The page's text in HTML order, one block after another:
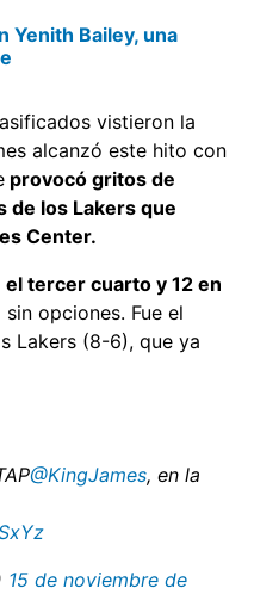
Yenith Bailey, una
vistieron la
alcanzó este hito con
provocó gritos de
de los Lakers que
Center.
tercer cuarto y 12 en
opciones. Fue el
Lakers (8-6), que ya
@KingJames, en la
15 de noviembre de